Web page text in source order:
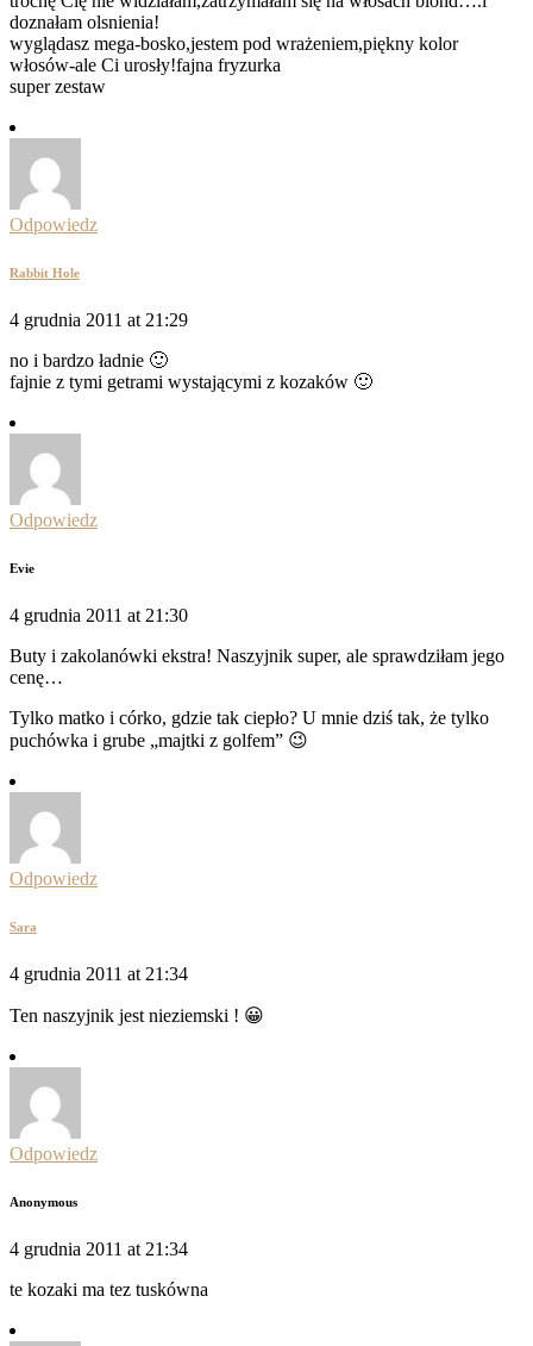
doznałam olsnienia!
wyglądasz mega-bosko,jestem pod wrażeniem,piękny kolor
włosów-ale Ci urosły!fajna fryzurka
super zestaw
Odpowiedz
Rabbit Hole
4 grudnia 2011 at 21:29
no i bardzo ładnie 🙂
fajnie z tymi getrami wystającymi z kozaków 🙂
Odpowiedz
Evie
4 grudnia 2011 at 21:30
Buty i zakolanówki ekstra! Naszyjnik super, ale sprawdziłam jego
cenę…
Tylko matko i córko, gdzie tak ciepło? U mnie dziś tak, że tylko
puchówka i grube „majtki z golfem” 😉
Odpowiedz
Sara
4 grudnia 2011 at 21:34
Ten naszyjnik jest nieziemski ! 😀
Odpowiedz
Anonymous
4 grudnia 2011 at 21:34
te kozaki ma tez tuskówna